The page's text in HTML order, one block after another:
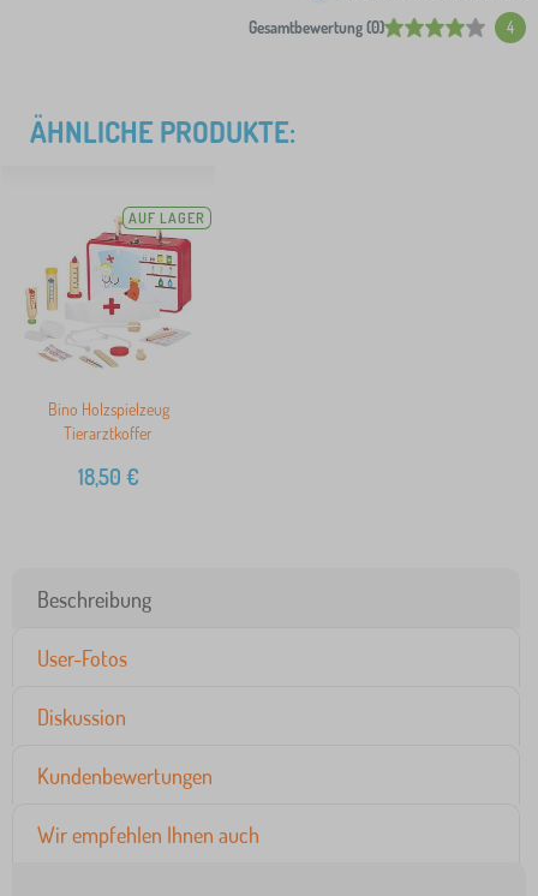
Gesamtbewertung (0) 4
ÄHNLICHE PRODUKTE:
AUF LAGER
Bino Holzspielzeug
Tierarztkoffer
18,50 €
Beschreibung
User-Fotos
Diskussion
Kundenbewertungen
Wir empfehlen Ihnen auch